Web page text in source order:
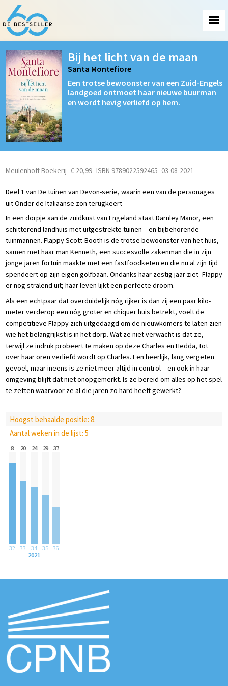
Bij het licht van de maan
Santa Montefiore
Een trotse bewoonster van een Zuid-Engels
landgoed ontmoet haar nieuwe buurman
en wordt hevig verliefd op hem.
Meulenhoff Boekerij € 20,99 ISBN 9789022592465 03-08-2021
Deel 1 van De tuinen van Devon-serie, waarin een van de personages
uit Onder de Italiaanse zon terugkeert
In een dorpje aan de zuidkust van Engeland staat Darnley Manor, een
schitterend landhuis met uitgestrekte tuinen – en bijbehorende
tuinmannen. Flappy Scott-Booth is de trotse bewoonster van het huis,
samen met haar man Kenneth, een succesvolle zakenman die in zijn
jonge jaren fortuin maakte met een fastfoodketen en die nu al zijn tijd
spendeert op zijn eigen golfbaan. Ondanks haar zestig jaar ziet -Flappy
er nog stralend uit; haar leven lijkt een perfecte droom.
Als een echtpaar dat overduidelijk nóg rijker is dan zij een paar kilo-
meter verderop een nóg groter en chiquer huis betrekt, voelt de
competitieve Flappy zich uitgedaagd om de nieuwkomers te laten zien
wie het belangrijkst is in het dorp. Wat ze niet verwacht is dat ze,
terwijl ze indruk probeert te maken op deze Charles en Hedda, tot
over haar oren verliefd wordt op Charles. Een heerlijk, lang vergeten
gevoel, maar ineens is ze niet meer altijd in control – en ook in haar
omgeving blijft dat niet onopgemerkt. Is ze bereid om alles op het spel
te zetten waarvoor ze al die jaren zo hard heeft gewerkt?
Hoogst behaalde positie: 8.
Aantal weken in de lijst: 5
8
32
20
33
24
34
29
35
37
36
2021